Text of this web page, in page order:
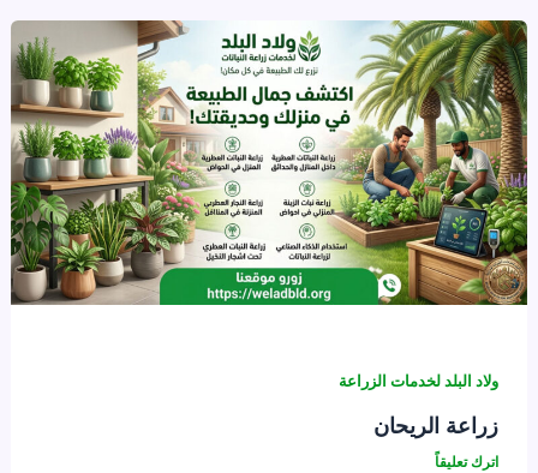
ولاد البلد لخدمات الزراعة
زراعة الريحان
اترك تعليقاً